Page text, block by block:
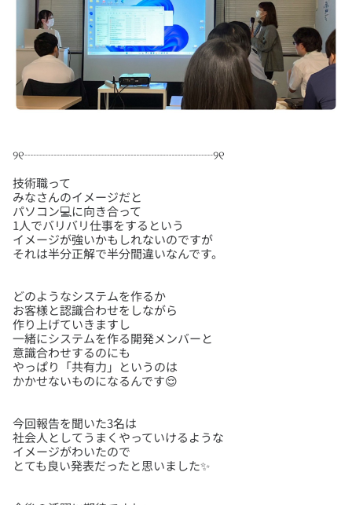
技術職って
みなさんのイメージだと
パソコン💻に向き合って
1人でバリバリ仕事をするという
イメージが強いかもしれないのですが
どのようなシステムを作るか
お客様と認識合わせをしながら
作り上げていきますし
一緒にシステムを作る開発メンバーと
意識合わせするのにも
やっぱり「共有力」というのは
今回報告を聞いた3名は
社会人としてうまくやっていけるような
イメージがわいたので